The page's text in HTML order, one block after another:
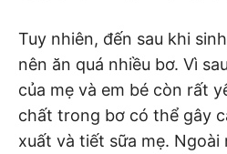
Tuy nhiên, đến sau khi
nên ăn quá nhiều bơ. Vì
của mẹ và em bé còn rất
chất trong bơ có thể gây
xuất và tiết sữa mẹ. Ngoài